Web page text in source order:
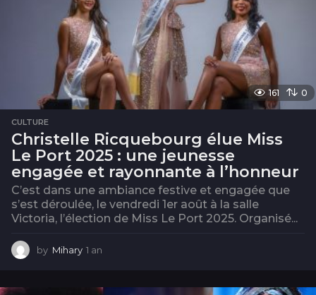
161 0
CULTURE
Christelle Ricquebourg élue Miss
Le Port 2025 : une jeunesse
engagée et rayonnante à l’honneur
C’est dans une ambiance festive et engagée que
s’est déroulée, le vendredi 1er août à la salle
Victoria, l’élection de Miss Le Port 2025. Organisé...
by Mihary 1 an